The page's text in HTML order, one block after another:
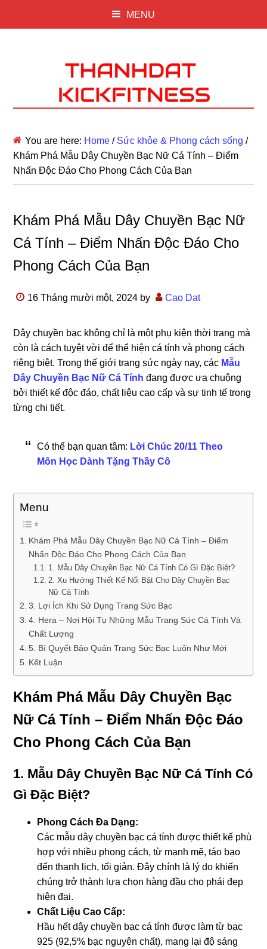
MENU
You are here: Home / Sức khỏe & Phong cách sống /
Khám Phá Mẫu Dây Chuyền Bạc Nữ Cá Tính – Điểm
Nhấn Độc Đáo Cho Phong Cách Của Bạn
Khám Phá Mẫu Dây Chuyền Bạc Nữ
Cá Tính – Điểm Nhấn Độc Đáo Cho
Phong Cách Của Bạn
16 Tháng mười một, 2024 by Cao Dat
Dây chuyền bạc không chỉ là một phụ kiện thời trang mà
còn là cách tuyệt vời để thể hiện cá tính và phong cách
riêng biệt. Trong thế giới trang sức ngày nay, các Mẫu
Dây Chuyền Bạc Nữ Cá Tính đang được ưa chuộng
bởi thiết kế độc đáo, chất liệu cao cấp và sự tinh tế trong
từng chi tiết.
Có thể bạn quan tâm: Lời Chúc 20/11 Theo
Môn Học Dành Tặng Thầy Cô
Menu
Khám Phá Mẫu Dây Chuyền Bạc Nữ Cá Tính – Điểm
Nhấn Độc Đáo Cho Phong Cách Của Bạn
1. Mẫu Dây Chuyền Bạc Nữ Cá Tính Có Gì Đặc Biệt?
2. Xu Hướng Thiết Kế Nổi Bật Cho Dây Chuyền Bạc
Nữ Cá Tính
3. Lợi Ích Khi Sử Dụng Trang Sức Bạc
4. Hera – Nơi Hội Tụ Những Mẫu Trang Sức Cá Tính Và
Chất Lượng
5. Bí Quyết Bảo Quản Trang Sức Bạc Luôn Như Mới
Kết Luận
Khám Phá Mẫu Dây Chuyền Bạc
Nữ Cá Tính – Điểm Nhấn Độc Đáo
Cho Phong Cách Của Bạn
1. Mẫu Dây Chuyền Bạc Nữ Cá Tính Có
Gì Đặc Biệt?
Phong Cách Đa Dạng:
Các mẫu dây chuyền bạc cá tính được thiết kế phù
hợp với nhiều phong cách, từ mạnh mẽ, táo bạo
đến thanh lịch, tối giản. Đây chính là lý do khiến
chúng trở thành lựa chọn hàng đầu cho phái đẹp
hiện đại.
Chất Liệu Cao Cấp:
Hầu hết dây chuyền bạc cá tính được làm từ bạc
925 (92,5% bạc nguyên chất), mang lại độ sáng